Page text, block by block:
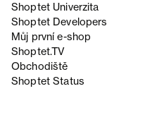
Shoptet Univerzita
Shoptet Developers
Můj první e-shop
Shoptet.TV
Obchodiště
Shoptet Status